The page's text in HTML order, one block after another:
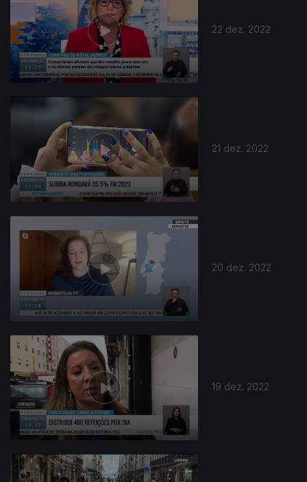
22 dez. 2022
21 dez. 2022
20 dez. 2022
19 dez. 2022
659531